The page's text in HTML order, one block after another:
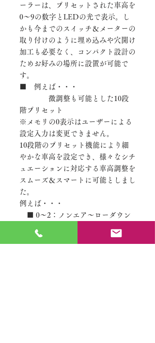
ーラーは、プリセットされた車高を
0〜9の数字とLEDの光で表示。し
かも今までのスイッチ＆メーターの
取り付けのように埋め込みや穴開け
加工も必要なく、コンパクト設計の
ためお好みの場所に設置が可能で
す。
■ 例えば・・・
微調整も可能とした10段
階プリセット
※メモリの0表示はユーザーによる
設定入力は変更できません。
10段階のプリセット機能により細
やかな車高を設定でき、様々なシチ
ュエーションに対応する車高調整を
スムーズ＆スマートに可能としまし
た。
例えば・・・
■ 0〜2：ノンエア〜ローダウン
■ 2〜5：ローダウン走行モード